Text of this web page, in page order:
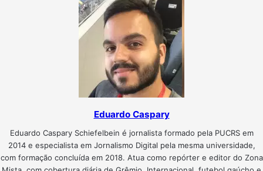
Eduardo Caspary
Eduardo Caspary Schiefelbein é jornalista formado pela PUCRS em
2014 e especialista em Jornalismo Digital pela mesma universidade,
com formação concluída em 2018. Atua como repórter e editor do Zona